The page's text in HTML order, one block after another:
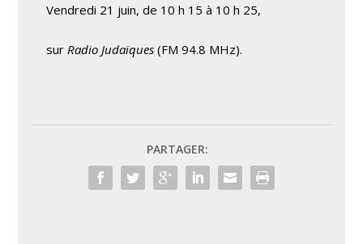
Vendredi 21 juin, de 10 h 15 à 10 h 25,
sur Radio Judaïques (FM 94.8 MHz).
PARTAGER: